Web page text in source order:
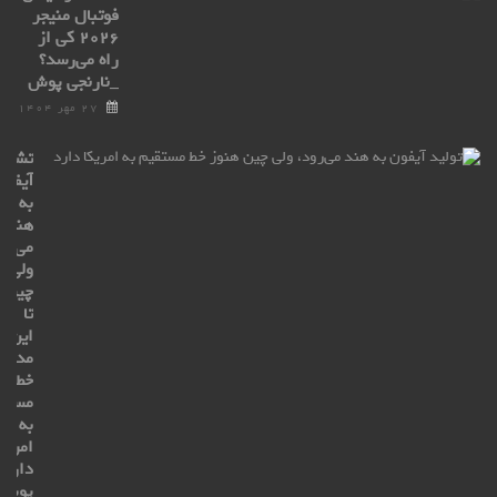
فوتبال منیجر
۲۰۲۶ کی از
راه می‌رسد؟
_نارنجی پوش
۲۷ مهر ۱۴۰۴
به
هند
ولی
چین
تا
این
مدت
خط
به
پوش